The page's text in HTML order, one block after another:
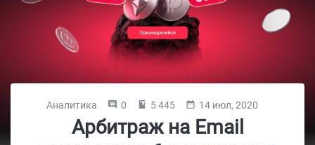
Аналитика 0 5 445 14 июл, 2020
Арбитраж на Email